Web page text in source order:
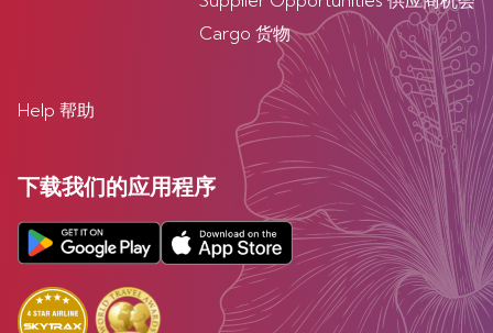
Cargo 货物
Help 帮助
下载我们的应用程序